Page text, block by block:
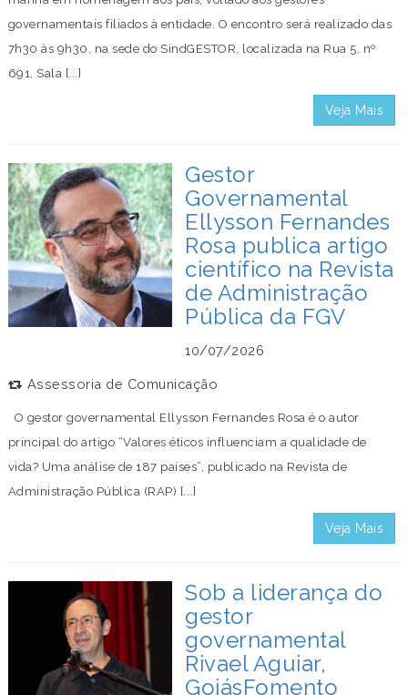
governamentais filiados à entidade. O encontro será realizado das
7h30 às 9h30, na sede do SindGESTOR, localizada na Rua 5, nº
691, Sala [...]
Veja Mais
Gestor
Governamental
Ellysson Fernandes
Rosa publica artigo
científico na Revista
de Administração
Pública da FGV
10/07/2026
Assessoria de Comunicação
O gestor governamental Ellysson Fernandes Rosa é o autor
principal do artigo “Valores éticos influenciam a qualidade de
vida? Uma análise de 187 países”, publicado na Revista de
Administração Pública (RAP) [...]
Veja Mais
Sob a liderança do
gestor
governamental
Rivael Aguiar,
GoiásFomento